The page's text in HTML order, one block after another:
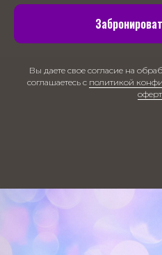
Вы даете свое согласие на
соглашаетесь с политикой